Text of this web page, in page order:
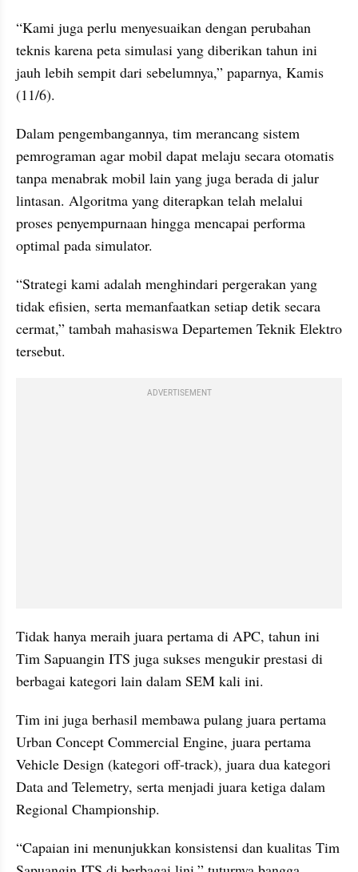
“Kami juga perlu menyesuaikan dengan perubahan
teknis karena peta simulasi yang diberikan tahun ini
jauh lebih sempit dari sebelumnya,” paparnya, Kamis
(11/6).
Dalam pengembangannya, tim merancang sistem
pemrograman agar mobil dapat melaju secara otomatis
tanpa menabrak mobil lain yang juga berada di jalur
lintasan. Algoritma yang diterapkan telah melalui
proses penyempurnaan hingga mencapai performa
optimal pada simulator.
“Strategi kami adalah menghindari pergerakan yang
tidak efisien, serta memanfaatkan setiap detik secara
cermat,” tambah mahasiswa Departemen Teknik Elektro
tersebut.
ADVERTISEMENT
Tidak hanya meraih juara pertama di APC, tahun ini
Tim Sapuangin ITS juga sukses mengukir prestasi di
berbagai kategori lain dalam SEM kali ini.
Tim ini juga berhasil membawa pulang juara pertama
Urban Concept Commercial Engine, juara pertama
Vehicle Design (kategori off-track), juara dua kategori
Data and Telemetry, serta menjadi juara ketiga dalam
Regional Championship.
“Capaian ini menunjukkan konsistensi dan kualitas Tim